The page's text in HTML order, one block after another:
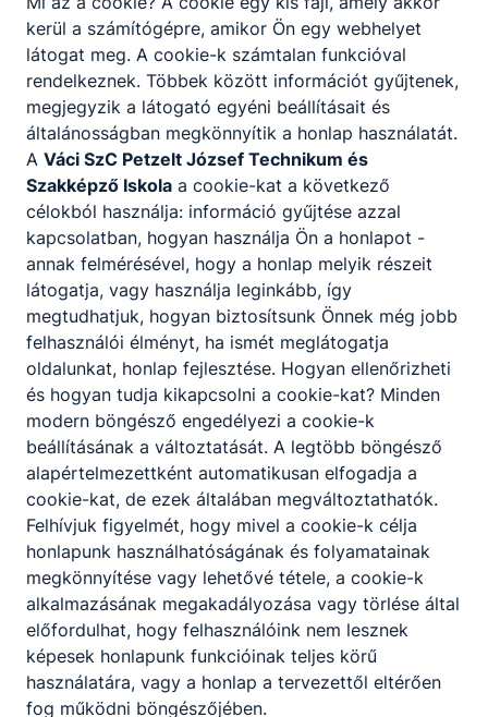
Letöltés
Partnereink
kerül a számítógépre, amikor Ön egy webhelyet
látogat meg. A cookie-k számtalan funkcióval
rendelkeznek. Többek között információt gyűjtenek,
megjegyzik a látogató egyéni beállításait és
általánosságban megkönnyítik a honlap használatát.
A Váci SzC Petzelt József Technikum és
Szakképző Iskola a cookie-kat a következő
célokból használja: információ gyűjtése azzal
kapcsolatban, hogyan használja Ön a honlapot -
annak felmérésével, hogy a honlap melyik részeit
látogatja, vagy használja leginkább, így
megtudhatjuk, hogyan biztosítsunk Önnek még jobb
felhasználói élményt, ha ismét meglátogatja
oldalunkat, honlap fejlesztése. Hogyan ellenőrizheti
és hogyan tudja kikapcsolni a cookie-kat? Minden
modern böngésző engedélyezi a cookie-k
beállításának a változtatását. A legtöbb böngésző
alapértelmezettként automatikusan elfogadja a
cookie-kat, de ezek általában megváltoztathatók.
Felhívjuk figyelmét, hogy mivel a cookie-k célja
honlapunk használhatóságának és folyamatainak
megkönnyítése vagy lehetővé tétele, a cookie-k
alkalmazásának megakadályozása vagy törlése által
előfordulhat, hogy felhasználóink nem lesznek
képesek honlapunk funkcióinak teljes körű
használatára, vagy a honlap a tervezettől eltérően
fog működni böngészőjében.